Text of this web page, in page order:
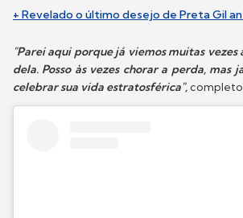
+ Revelado o último desejo de Preta Gil
"Parei aqui porque já viemos muitas
dela. Posso às vezes chorar a perda, mas
celebrar sua vida estratosférica",